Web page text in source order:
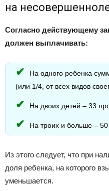
на
Согласно действующему
должен выплачивать:
На одного ребенка
(или 1/4, от всех видов
На двоих детей – 33
На троих и больше – 50
Из этого следует, что при
доля ребенка, на которого
уменьшается.